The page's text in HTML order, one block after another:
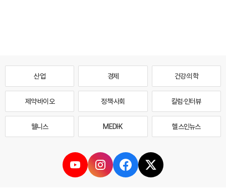
산업 경제 건강·의학
제약·바이오 정책·사회 칼럼·인터뷰
웰니스 MEDI·K 헬스인뉴스